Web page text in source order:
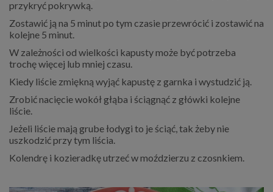
przykryć pokrywką.
Zostawić ją na 5 minut po tym czasie przewrócić i zostawić na
kolejne 5 minut.
W zależności od wielkości kapusty może być potrzeba
trochę więcej lub mniej czasu.
Kiedy liście zmiękną wyjąć kapustę z garnka i wystudzić ją.
Zrobić nacięcie wokół głąba i ściągnąć z główki kolejne
liście.
Jeżeli liście mają grube łodygi to je ściąć, tak żeby nie
uszkodzić przy tym liścia.
Kolendrę i kozieradkę utrzeć w moździerzu z czosnkiem.